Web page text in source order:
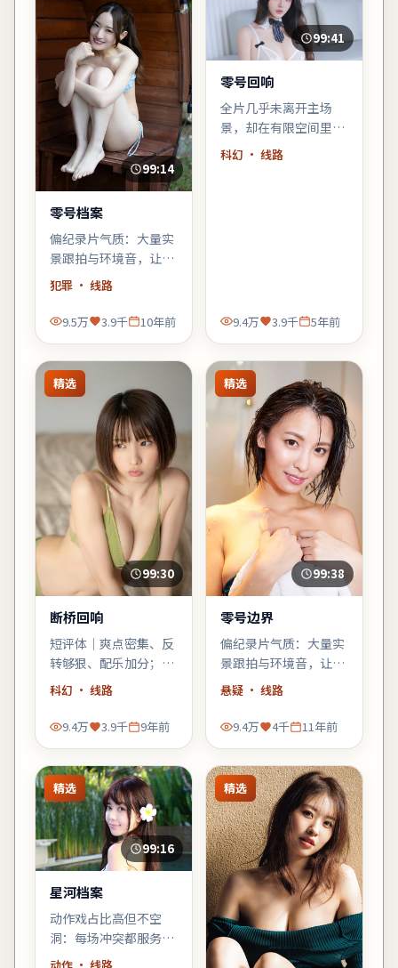
99:14
零号档案
偏纪录片气质：大量实
景跟拍与环境音，让观
众像旁听者一样进入故
事，犯罪元素退居为人
物的外壳。
犯罪· 线路
9.5万 3.9千 10年前
99:41
零号回响
全片几乎未离开主场
景，却在有限空间里堆
叠三代人的秘密——空
科幻 · 线路
9.4万 3.9千 5年前
精选
99:30
断桥回响
短评体｜爽点密集、反
转够狠、配乐加分；缺
点是个别配角工具人
好者一试。
科幻 · 线路
9.4万 3.9千 9年前
精选
99:38
零号边界
偏纪录片气质：大量实
景跟拍与环境音，让观
众像旁听者一样进入故
物的外壳。
悬疑 · 线路
9.4万 4千 11年前
精选
99:16
星河档案
动作戏占比高但不空
洞：每场冲突都服务于
人物弧光，乌尔善擅长
精选